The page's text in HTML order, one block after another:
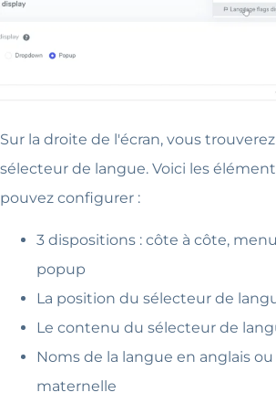
Sur la droite de l'écran, vous
sélecteur de langue. Voici les
pouvez configurer :
3 dispositions : côte à côte,
popup
La position du sélecteur de
Le contenu du sélecteur de
Noms de la langue en anglais
maternelle